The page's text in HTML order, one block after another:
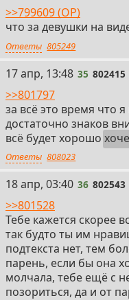
>>799609 (OP)
что за девушки на
Ответы 805249
35
17 апр, 13:48 35 802415
>>801797
за всё это время что
достаточно знаков
всё будет хорошо
Ответы 808023
36
18 апр, 03:40 36 802543
>>801528
Тебе кажется скорее
так будто ты им
подтекста нет, тем
парень, если бы она
молчала, тебе ещё с
позориться, да и от